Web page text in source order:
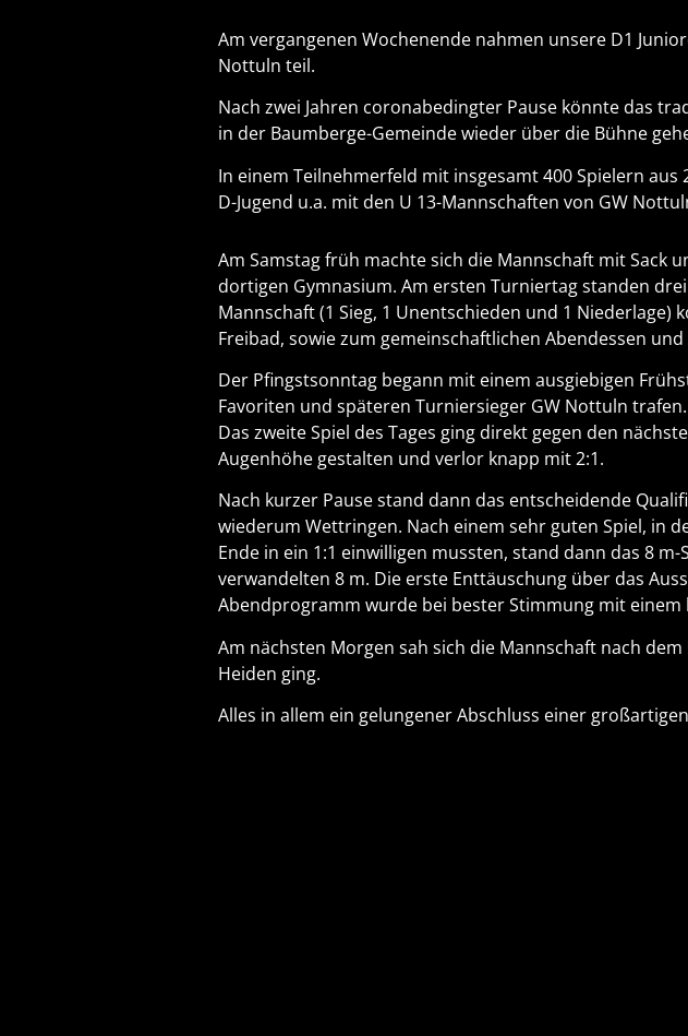
Am vergangenen Wochenende nahmen unsere D1
Nottuln teil.
Nach zwei Jahren coronabedingter Pause könnte das
in der Baumberge-Gemeinde wieder über die Bühne
In einem Teilnehmerfeld mit insgesamt 400 Spielern
D-Jugend u.a. mit den U 13-Mannschaften von GW
Am Samstag früh machte sich die Mannschaft mit Sack
dortigen Gymnasium. Am ersten Turniertag standen
Mannschaft (1 Sieg, 1 Unentschieden und 1 Niederlage)
Freibad, sowie zum gemeinschaftlichen Abendessen
Der Pfingstsonntag begann mit einem ausgiebigen
Favoriten und späteren Turniersieger GW Nottuln
Das zweite Spiel des Tages ging direkt gegen den
Augenhöhe gestalten und verlor knapp mit 2:1.
Nach kurzer Pause stand dann das entscheidende
wiederum Wettringen. Nach einem sehr guten Spiel, in
Ende in ein 1:1 einwilligen mussten, stand dann das 8
verwandelten 8 m. Die erste Enttäuschung über das
Abendprogramm wurde bei bester Stimmung mit einem
Am nächsten Morgen sah sich die Mannschaft nach
Heiden ging.
Alles in allem ein gelungener Abschluss einer